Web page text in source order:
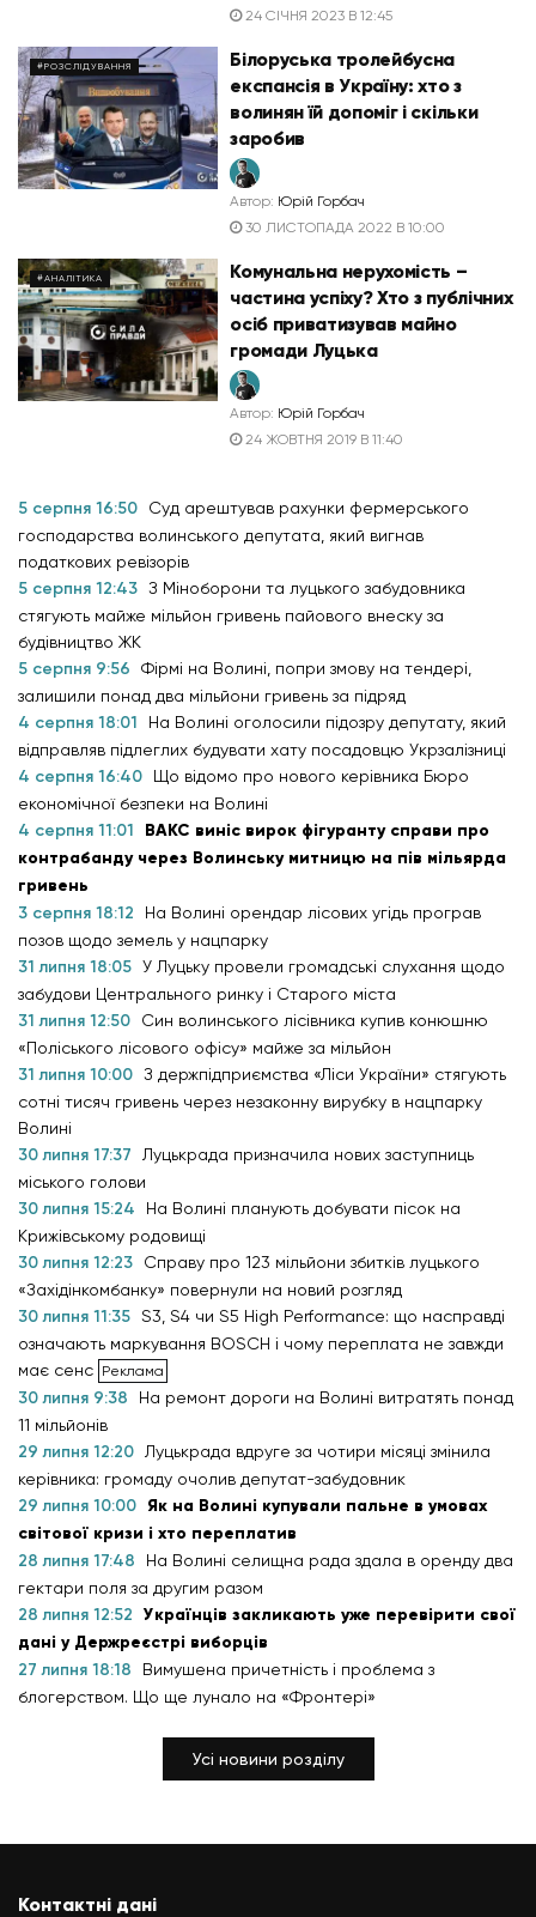
24 СІЧНЯ 2023 В 12:45
#РОЗСЛІДУВАННЯ
Білоруська тролейбусна
експансія в Україну: хто з
волинян їй допоміг і скільки
заробив
Автор: Юрій Горбач
30 ЛИСТОПАДА 2022 В 10:00
#АНАЛІТИКА
Комунальна нерухомість –
частина успіху? Хто з публічних
осіб приватизував майно
громади Луцька
Автор: Юрій Горбач
24 ЖОВТНЯ 2019 В 11:40
5 серпня 16:50
Суд арештував рахунки фермерського
господарства волинського депутата, який вигнав
податкових ревізорів
5 серпня 12:43 З Міноборони та луцького забудовника
стягують майже мільйон гривень пайового внеску за
будівництво ЖК
5 серпня 9:56
Фірмі на Волині, попри змову на тендері,
залишили понад два мільйони гривень за підряд
4 серпня 18:01
На Волині оголосили підозру депутату, який
відправляв підлеглих будувати хату посадовцю Укрзалізниці
4 серпня 16:40
Що відомо про нового керівника Бюро
економічної безпеки на Волині
4 серпня 11:01
ВАКС виніс вирок фігуранту справи про
контрабанду через Волинську митницю на пів мільярда
гривень
3 серпня 18:12
На Волині орендар лісових угідь програв
позов щодо земель у нацпарку
31 липня 18:05 У Луцьку провели громадські слухання щодо
забудови Центрального ринку і Старого міста
31 липня 12:50
Син волинського лісівника купив конюшню
«Поліського лісового офісу» майже за мільйон
31 липня 10:00 З держпідприємства «Ліси України» стягують
сотні тисяч гривень через незаконну вирубку в нацпарку
Волині
30 липня 17:37
Луцькрада призначила нових заступниць
міського голови
30 липня 15:24
На Волині планують добувати пісок на
Крижівському родовищі
30 липня 12:23
Справу про 123 мільйони збитків луцького
«Західінкомбанку» повернули на новий розгляд
30 липня 11:35 S3, S4 чи S5 High Performance: що насправді
означають маркування BOSCH і чому переплата не завжди
має сенс
30 липня 9:38
На ремонт дороги на Волині витратять понад
11 мільйонів
29 липня 12:20
Луцькрада вдруге за чотири місяці змінила
керівника: громаду очолив депутат-забудовник
29 липня 10:00 Як на Волині купували пальне в умовах
світової кризи і хто переплатив
28 липня 17:48
На Волині селищна рада здала в оренду два
гектари поля за другим разом
28 липня 12:52 Українців закликають уже перевірити свої
дані у Держреєстрі виборців
27 липня 18:18
Вимушена причетність і проблема з
блогерством. Що ще лунало на «Фронтері»
Усі новини розділу
Контактні дані